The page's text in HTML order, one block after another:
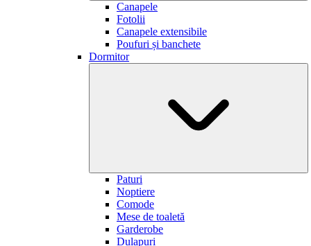
Canapele
Fotolii
Canapele extensibile
Poufuri și banchete
Dormitor
Paturi
Noptiere
Comode
Mese de toaletă
Garderobe
Dulapuri